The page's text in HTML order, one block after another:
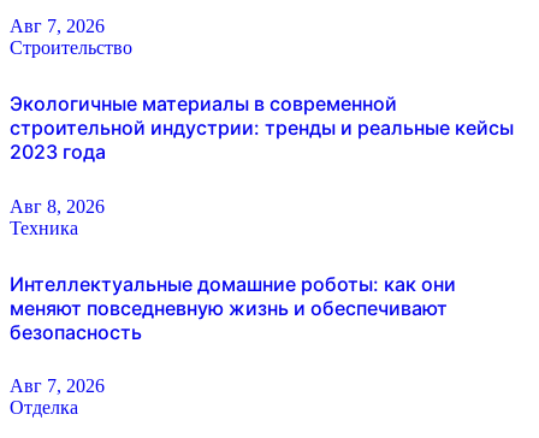
Авг 7, 2026
Строительство
Экологичные материалы в современной
строительной индустрии: тренды и реальные кейсы
2023 года
Авг 8, 2026
Техника
Интеллектуальные домашние роботы: как они
меняют повседневную жизнь и обеспечивают
безопасность
Авг 7, 2026
Отделка